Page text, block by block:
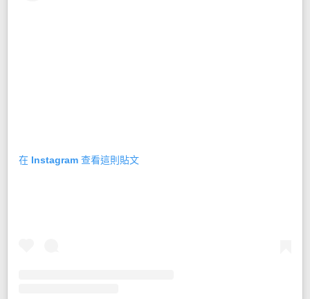
在 Instagram 查看這則貼文